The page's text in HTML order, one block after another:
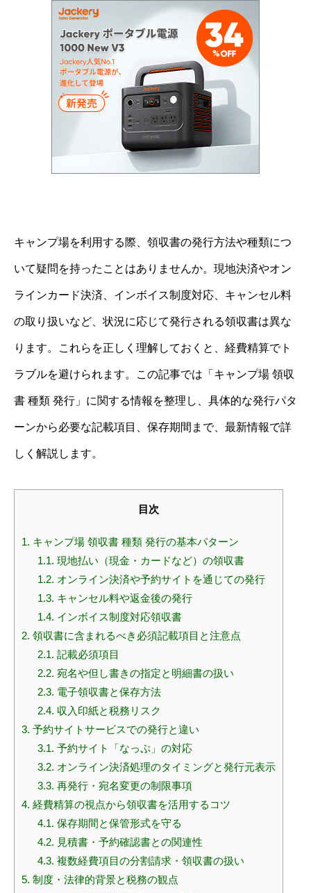
キャンプ場を利用する際、領収書の発行方法や種類につ
いて疑問を持ったことはありませんか。現地決済やオン
ラインカード決済、インボイス制度対応、キャンセル料
の取り扱いなど、状況に応じて発行される領収書は異な
ります。これらを正しく理解しておくと、経費精算でト
ラブルを避けられます。この記事では「キャンプ場 領収
書 種類 発行」に関する情報を整理し、具体的な発行パタ
ーンから必要な記載項目、保存期間まで、最新情報で詳
しく解説します。
目次
1. キャンプ場 領収書 種類 発行の基本パターン
1.1. 現地払い（現金・カードなど）の領収書
1.2. オンライン決済や予約サイトを通じての発行
1.3. キャンセル料や返金後の発行
1.4. インボイス制度対応領収書
2. 領収書に含まれるべき必須記載項目と注意点
2.1. 記載必須項目
2.2. 宛名や但し書きの指定と明細書の扱い
2.3. 電子領収書と保存方法
2.4. 収入印紙と税務リスク
3. 予約サイトサービスでの発行と違い
3.1. 予約サイト「なっぷ」の対応
3.2. オンライン決済処理のタイミングと発行元表示
3.3. 再発行・宛名変更の制限事項
4. 経費精算の視点から領収書を活用するコツ
4.1. 保存期間と保管形式を守る
4.2. 見積書・予約確認書との関連性
4.3. 複数経費項目の分割請求・領収書の扱い
5. 制度・法律的背景と税務の観点